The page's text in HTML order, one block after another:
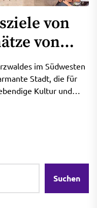
von
von
im Südwesten
Stadt, die für
Kultur und
Suchen